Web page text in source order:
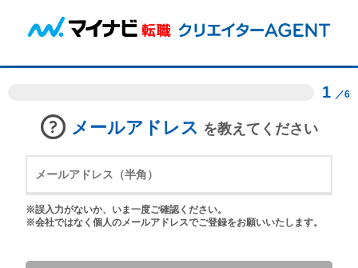
1 ／6
メールアドレス を教えてください
※誤入力がないか、いま一度ご確認ください。
※会社ではなく個人のメールアドレスでご登録をお願いいたします。